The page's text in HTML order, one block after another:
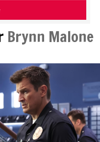
Brynn Malone